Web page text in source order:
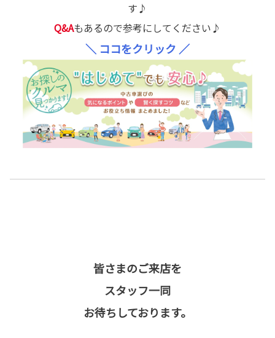
す♪
Q&Aもあるので参考にしてください♪
＼ ココをクリック ／
皆さまのご来店を
スタッフ一同
お待ちしております。